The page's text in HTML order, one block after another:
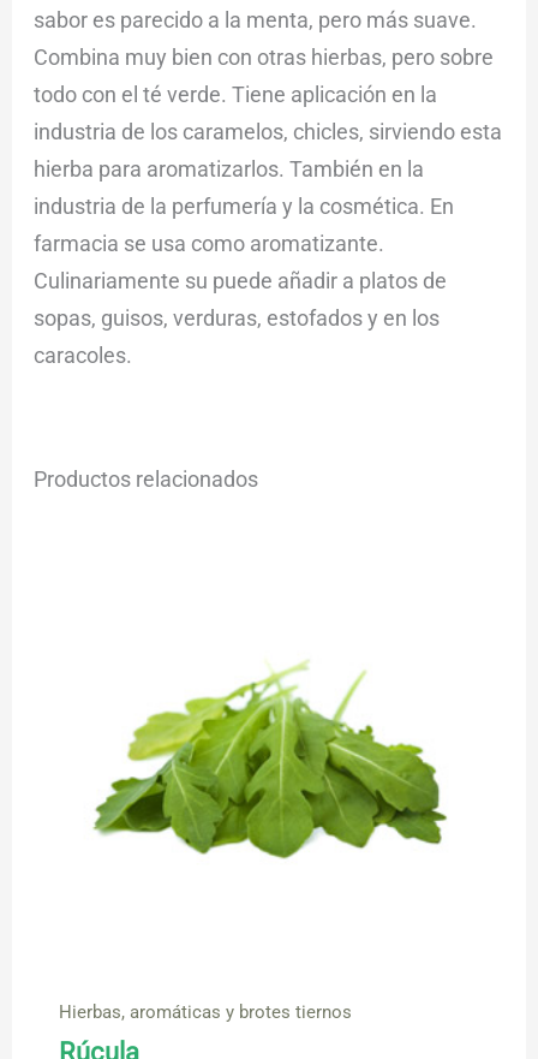
sabor es parecido a la menta, pero más suave.
Combina muy bien con otras hierbas, pero sobre
todo con el té verde. Tiene aplicación en la
industria de los caramelos, chicles, sirviendo esta
hierba para aromatizarlos. También en la
industria de la perfumería y la cosmética. En
farmacia se usa como aromatizante.
Culinariamente su puede añadir a platos de
sopas, guisos, verduras, estofados y en los
caracoles.
Productos relacionados
Hierbas, aromáticas y brotes tiernos
Rúcula